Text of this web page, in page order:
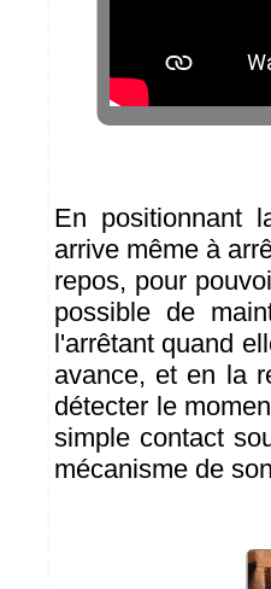
En positionnant
arrive même à
repos, pour
possible de
l'arrêtant quand
avance, et en la
détecter le
simple contact
mécanisme de